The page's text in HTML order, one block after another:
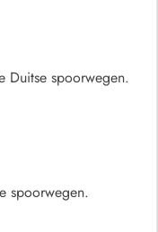
Duitse spoorwegen.
spoorwegen.